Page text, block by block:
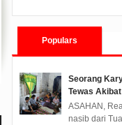
Polisi tunjukkan 4 Tsk dan
Barang Bukti (F/
Realitasnews.com - Oknum
Populars
Seorang
Tewas
ASAHAN,
nasib dari